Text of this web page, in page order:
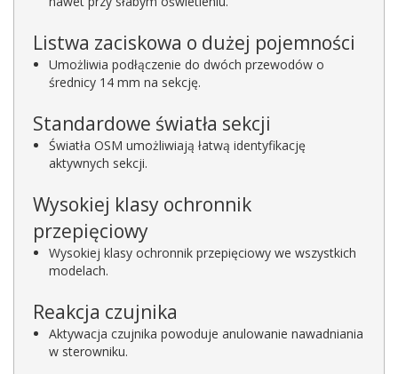
Listwa zaciskowa o dużej pojemności
Umożliwia podłączenie do dwóch przewodów o
średnicy 14 mm na sekcję.
Standardowe światła sekcji
Światła OSM umożliwiają łatwą identyfikację
aktywnych sekcji.
Wysokiej klasy ochronnik
przepięciowy
Wysokiej klasy ochronnik przepięciowy we wszystkich
modelach.
Reakcja czujnika
Aktywacja czujnika powoduje anulowanie nawadniania
w sterowniku.